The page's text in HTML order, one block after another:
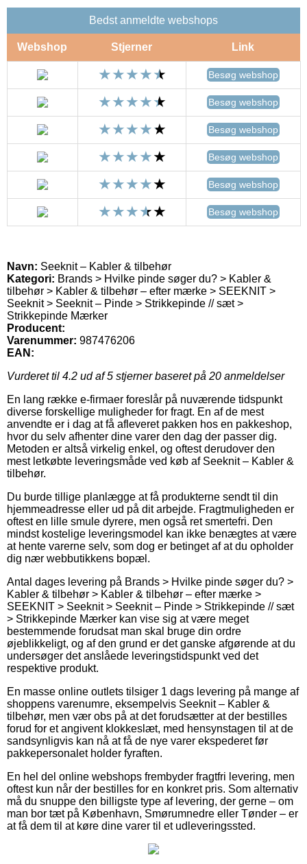
Bedst anmeldte webshops
Webshop Stjerner Link
Besøg webshop
Besøg webshop
Besøg webshop
Besøg webshop
Besøg webshop
Besøg webshop
Navn: Seeknit – Kabler & tilbehør
Kategori: Brands > Hvilke pinde søger du? > Kabler &
tilbehør > Kabler & tilbehør – efter mærke > SEEKNIT >
Seeknit > Seeknit – Pinde > Strikkepinde // sæt >
Strikkepinde Mærker
Producent:
Varenummer: 987476206
EAN:
Vurderet til 4.2 ud af 5 stjerner baseret på 20 anmeldelser
En lang række e-firmaer foreslår på nuværende tidspunkt
diverse forskellige muligheder for fragt. En af de mest
anvendte er i dag at få afleveret pakken hos en pakkeshop,
hvor du selv afhenter dine varer den dag der passer dig.
Metoden er altså virkelig enkel, og oftest derudover den
mest letkøbte leveringsmåde ved køb af Seeknit – Kabler &
tilbehør.
Du burde tillige planlægge at få produkterne sendt til din
hjemmeadresse eller ud på dit arbejde. Fragtmuligheden er
oftest en lille smule dyrere, men også ret smertefri. Den
mindst kostelige leveringsmodel kan ikke benægtes at være
at hente varerne selv, som dog er betinget af at du opholder
dig nær webbutikkens bopæl.
Antal dages levering på Brands > Hvilke pinde søger du? >
Kabler & tilbehør > Kabler & tilbehør – efter mærke >
SEEKNIT > Seeknit > Seeknit – Pinde > Strikkepinde // sæt
> Strikkepinde Mærker kan vise sig at være meget
bestemmende forudsat man skal bruge din ordre
øjeblikkeligt, og af den grund er det ganske afgørende at du
undersøger det anslåede leveringstidspunkt ved det
respektive produkt.
En masse online outlets tilsiger 1 dags levering på mange af
shoppens varenumre, eksempelvis Seeknit – Kabler &
tilbehør, men vær obs på at det forudsætter at der bestilles
forud for et angivent klokkeslæt, med hensynstagen til at de
sandsynligvis kan nå at få de nye varer ekspederet før
pakkepersonalet holder fyraften.
En hel del online webshops frembyder fragtfri levering, men
oftest kun når der bestilles for en konkret pris. Som alternativ
må du snuppe den billigste type af levering, der gerne – om
man bor tæt på København, Smørumnedre eller Tønder – er
at få dem til at køre dine varer til et udleveringssted.